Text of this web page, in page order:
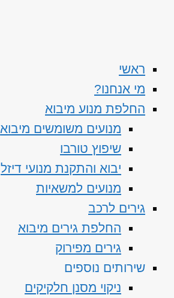
ראשי
מי אנחנו?
החלפת מנוע מיבוא
מנועים משומשים מיבוא
שיפוץ טורבו
יבוא והתקנת מנועי דיזל
מנועים למשאיות
גירים לרכב
החלפת גירים מיבוא
גירים מפירוק
שירותים נוספים
ניקוי מסנן חלקיקים